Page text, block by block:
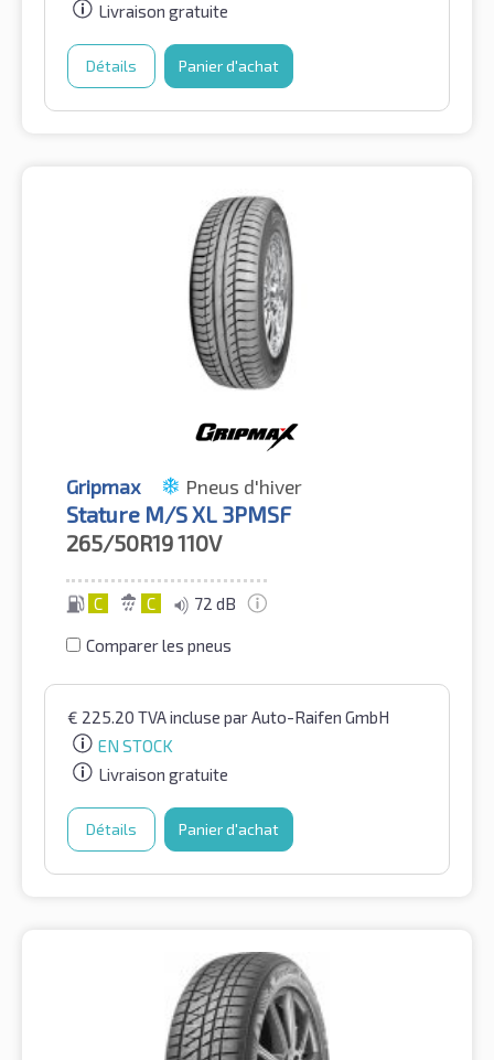
Livraison gratuite
Détails Panier d'achat
Gripmax Pneus d'hiver
Stature M/S XL 3PMSF
265/50R19110V
C C 72 dB
Comparer les pneus
€ 225.20 TVA incluse par Auto-Raifen GmbH
EN STOCK
Livraison gratuite
Détails Panier d'achat